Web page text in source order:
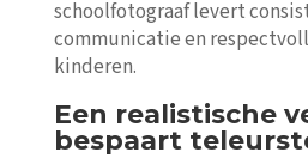
schoolfotograaf levert
communicatie en
kinderen.
Een realistische
bespaart